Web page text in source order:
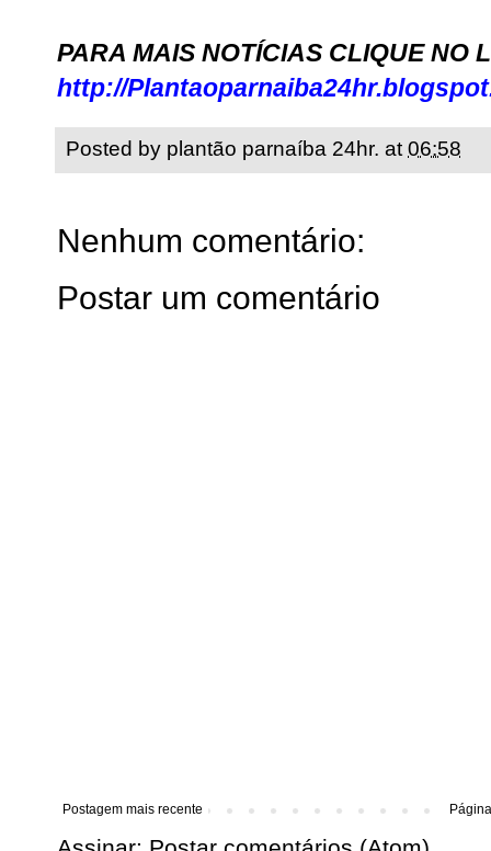
PARA MAIS NOTÍCIAS CLIQUE NO
http://
Posted by plantão parnaíba 24hr. at 06:58
Nenhum comentário:
Postar um comentário
Postagem mais recente